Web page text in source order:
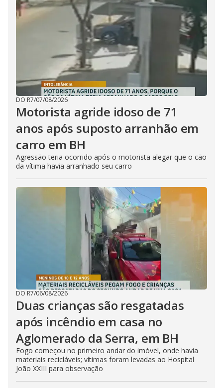
DO R7/07/08/2026
Motorista agride idoso de 71
anos após suposto arranhão em
carro em BH
Agressão teria ocorrido após o motorista alegar que o cão
da vítima havia arranhado seu carro
DO R7/06/08/2026
Duas crianças são resgatadas
após incêndio em casa no
Aglomerado da Serra, em BH
Fogo começou no primeiro andar do imóvel, onde havia
materiais recicláveis; vítimas foram levadas ao Hospital
João XXIII para observação